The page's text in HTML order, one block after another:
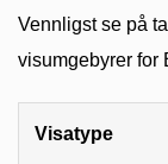
Vennligst se på
visumgebyrer for
Visatype